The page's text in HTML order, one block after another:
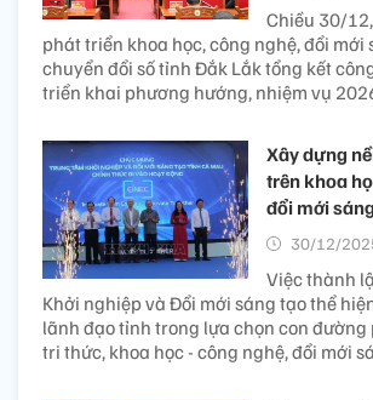
Chiều 30/
phát triển khoa học, công nghệ, đổi mới
chuyển đổi số tỉnh Đắk Lắk tổng kết
triển khai phương hướng, nhiệm vụ
Xây dựng
trên khoa
đổi mới
30/12/
Việc thành
Khởi nghiệp và Đổi mới sáng tạo thể
lãnh đạo tỉnh trong lựa chọn con
tri thức, khoa học - công nghệ, đổi mới